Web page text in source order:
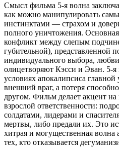
Смысл фильма 5-я волна
как можно манипулировать
инстинктами — страхом и
полного уничтожения.
конфликт между слепым
губительной), представленной
индивидуального выбора,
олицетворяют Кэсси и Эван. 5-я
условиях апокалипсиса главной
внешний враг, а потеря
другом. Фильм делает акцент на
взрослой ответственности:
солдатами, лидерами и
мертвы, либо предали их. Это
хитрая и могущественная волна
тех, кто отказывается